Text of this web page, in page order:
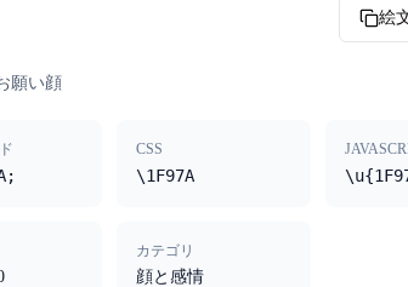
願い顔
絵
CSS
\1F97A
カテゴリ
顔と感情